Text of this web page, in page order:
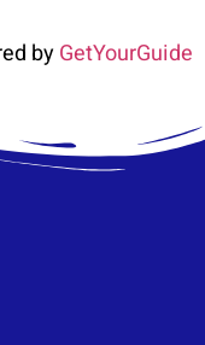
byGetYourGuide